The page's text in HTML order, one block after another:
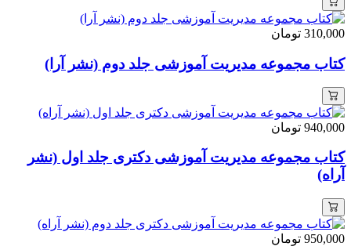
310,000 تومان
کتاب مجموعه مدیریت آموزشی جلد دوم (نشر آرا)
940,000 تومان
کتاب مجموعه مدیریت آموزشی دکتری جلد اول (نشر
آراه)
950,000 تومان